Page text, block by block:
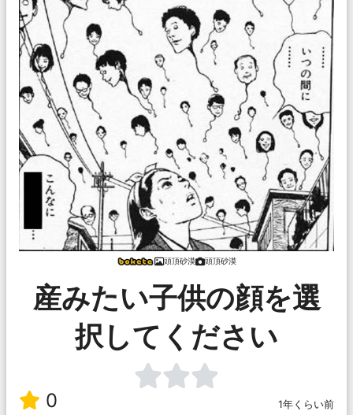
頭頂砂漠 頭頂砂漠
産みたい子供の顔を選
択してください
0 1年くらい前